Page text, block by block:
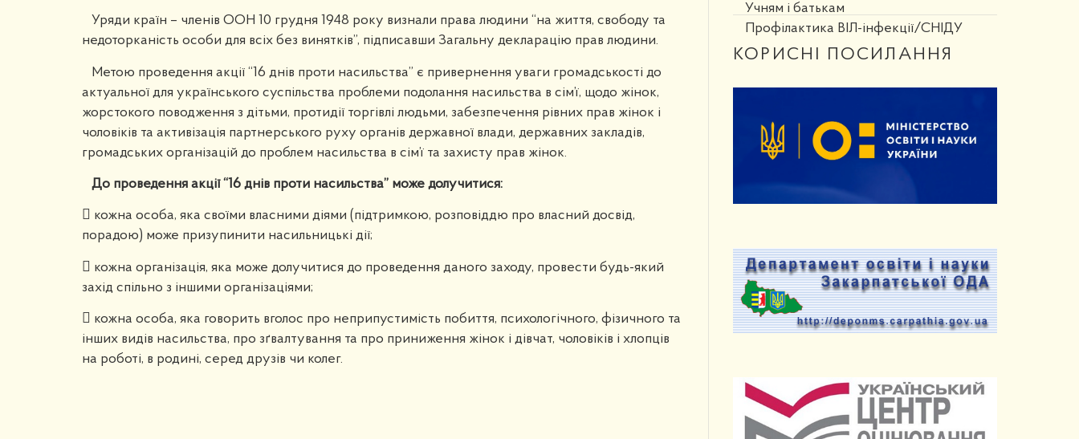
Учням і батькам
Профілактика ВІЛ-інфекції/СНІДУ
КОРИСНІ ПОСИЛАННЯ
Уряди країн – членів ООН 10 грудня 1948 року визнали права людини “на життя, свободу та
недоторканість особи для всіх без винятків”, підписавши Загальну декларацію прав людини.
Метою проведення акції “16 днів проти насильства” є привернення уваги громадськості до
актуальної для українського суспільства проблеми подолання насильства в сім’ї, щодо жінок,
жорстокого поводження з дітьми, протидії торгівлі людьми, забезпечення рівних прав жінок і
чоловіків та активізація партнерського руху органів державної влади, державних закладів,
громадських організацій до проблем насильства в сім’ї та захисту прав жінок.
До проведення акції “16 днів проти насильства” може долучитися:
 кожна особа, яка своїми власними діями (підтримкою, розповіддю про власний досвід,
порадою) може призупинити насильницькі дії;
 кожна організація, яка може долучитися до проведення даного заходу, провести будь-який
захід спільно з іншими організаціями;
 кожна особа, яка говорить вголос про неприпустимість побиття, психологічного, фізичного та
інших видів насильства, про зґвалтування та про приниження жінок і дівчат, чоловіків і хлопців
на роботі, в родині, серед друзів чи колег.